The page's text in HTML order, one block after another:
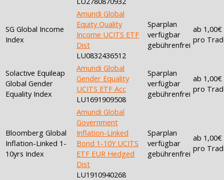
SG Global Income
Index
Amundi Global
Equity Quality
Income UCITS ETF
Dist
LU0832436512
Sparplan
verfügbar
gebührenfrei
ab 1,00€
pro
Solactive Equileap
Global Gender
Equality Index
Amundi Global
Gender Equality
UCITS ETF Acc
LU1691909508
Sparplan
verfügbar
gebührenfrei
ab 1,00€
pro
Bloomberg Global
Inflation-Linked 1-
10yrs Index
Amundi Global
Government
Inflation-Linked
Bond 1-10Y UCITS
ETF EUR Hedged
Dist
LU1910940268
Sparplan
verfügbar
gebührenfrei
ab 1,00€
pro